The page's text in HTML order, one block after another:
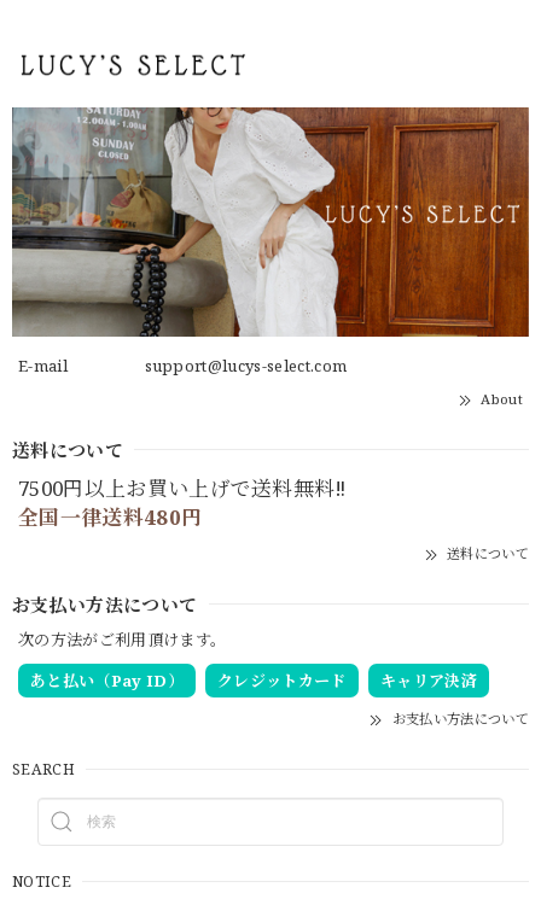
E-mail support@lucys-select.com
About
送料について
7500円以上お買い上げで送料無料‼
全国一律送料480円
送料について
お支払い方法について
次の方法がご利用頂けます。
あと払い（Pay ID）
クレジットカード キャリア決済
お支払い方法について
SEARCH
NOTICE